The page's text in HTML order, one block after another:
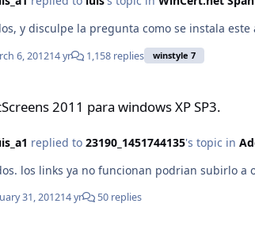
y disculpe la pregunta como se instala este
6, 201214 yr 1,158 replies winstyle 7
2011 para windows XP SP3.
replied to 23190_1451744135's topic in
los links ya no funcionan podrian subirlo a
31, 201214 yr 50 replies